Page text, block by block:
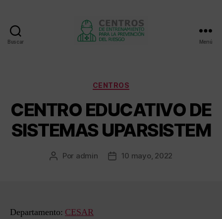
Buscar Menú
Categorías
CENTROS
CENTRO EDUCATIVO DE
SISTEMAS UPARSISTEM
Autor
Por admin
Fecha10 mayo, 2022
Departamento: CESAR